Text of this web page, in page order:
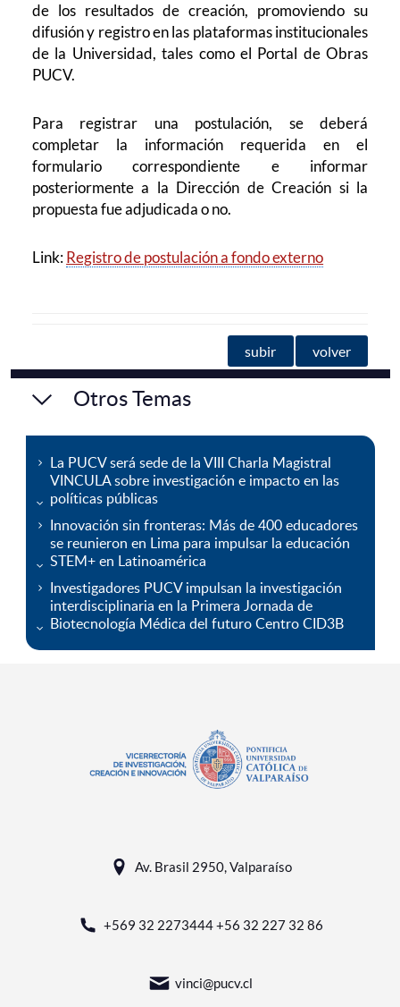
de los resultados de creación, promoviendo su
difusión y registro en las plataformas institucionales
de la Universidad, tales como el Portal de Obras
PUCV.
Para registrar una postulación, se deberá
completar la información requerida en el
formulario correspondiente e informar
posteriormente a la Dirección de Creación si la
propuesta fue adjudicada o no.
Link:Registro de postulación a fondo externo
subir volver
Otros Temas
La PUCV será sede de la VIII Charla Magistral
VINCULA sobre investigación e impacto en las
políticas públicas
Innovación sin fronteras: Más de 400 educadores
se reunieron en Lima para impulsar la educación
STEM+ en Latinoamérica
Investigadores PUCV impulsan la investigación
interdisciplinaria en la Primera Jornada de
Biotecnología Médica del futuro Centro CID3B
Av. Brasil 2950, Valparaíso
+569 32 2273444 +56 32 227 32 86
vinci@pucv.cl